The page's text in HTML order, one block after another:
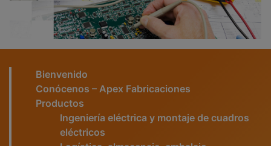
Bienvenido
Conócenos – Apex Fabricaciones
Productos
Ingeniería eléctrica y montaje de cuadros
eléctricos